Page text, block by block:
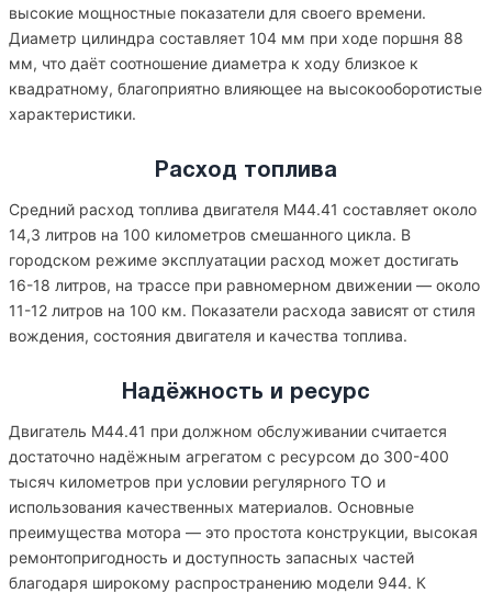
высокие мощностные показатели для своего времени.
Диаметр цилиндра составляет 104 мм при ходе поршня 88
мм, что даёт соотношение диаметра к ходу близкое к
квадратному, благоприятно влияющее на высокооборотистые
характеристики.
Расход топлива
Средний расход топлива двигателя M44.41 составляет около
14,3 литров на 100 километров смешанного цикла. В
городском режиме эксплуатации расход может достигать
16-18 литров, на трассе при равномерном движении — около
11-12 литров на 100 км. Показатели расхода зависят от стиля
вождения, состояния двигателя и качества топлива.
Надёжность и ресурс
Двигатель M44.41 при должном обслуживании считается
достаточно надёжным агрегатом с ресурсом до 300-400
тысяч километров при условии регулярного ТО и
использования качественных материалов. Основные
преимущества мотора — это простота конструкции, высокая
ремонтопригодность и доступность запасных частей
благодаря широкому распространению модели 944. К